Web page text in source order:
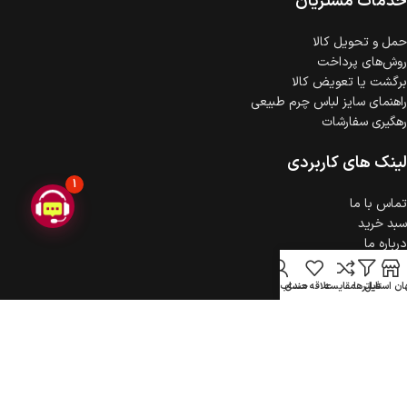
حمل‌ و تحویل کالا
روش‌های پرداخت
برگشت یا تعویض کالا
راهنمای سایز لباس چرم طبیعی
رهگیری سفارشات
لینک های کاربردی
تماس با ما
سبد خرید
درباره ما
حریم خصوصی
ثبت شکایت
استایل
فیلترهامقایسهعلاقه مندیحساب کاربری
1